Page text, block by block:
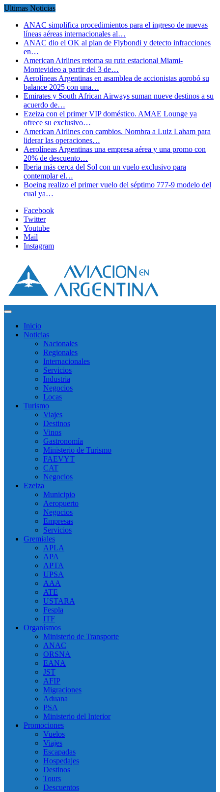
Ultimas Noticias
ANAC simplifica procedimientos para el ingreso de nuevas
líneas aéreas internacionales al…
ANAC dio el OK al plan de Flybondi y detecto infracciones
en…
American Airlines retoma su ruta estacional Miami-
Montevideo a partir del 3 de…
Aerolíneas Argentinas en asamblea de accionistas aprobó su
balance 2025 con una…
Emirates y South African Airways suman nueve destinos a su
acuerdo de…
Ezeiza con el primer VIP doméstico. AMAE Lounge ya
ofrece su exclusivo…
American Airlines con cambios. Nombra a Luiz Laham para
liderar las operaciones…
Aerolíneas Argentinas una empresa aérea y una promo con
20% de descuento…
Iberia más cerca del Sol con un vuelo exclusivo para
contemplar el…
Boeing realizo el primer vuelo del séptimo 777-9 modelo del
cual ya…
Facebook
Twitter
Youtube
Mail
Instagram
Inicio
Noticias
Nacionales
Regionales
Internacionales
Servicios
Industria
Negocios
Locas
Turismo
Viajes
Destinos
Vinos
Gastronomía
Ministerio de Turismo
FAEVYT
CAT
Negocios
Ezeiza
Municipio
Aeropuerto
Negocios
Empresas
Servicios
Gremiales
APLA
APA
APTA
UPSA
AAA
ATE
USTARA
Fespla
ITF
Organísmos
Ministerio de Transporte
ANAC
ORSNA
EANA
JST
AFIP
Migraciones
Aduana
PSA
Ministerio del Interior
Promociones
Vuelos
Viajes
Escapadas
Hospedajes
Destinos
Tours
Descuentos